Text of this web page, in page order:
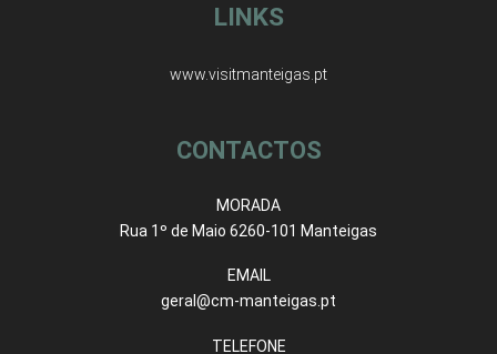
LINKS
www.visitmanteigas.pt
CONTACTOS
MORADA
Rua 1º de Maio 6260-101 Manteigas
EMAIL
geral@cm-manteigas.pt
TELEFONE